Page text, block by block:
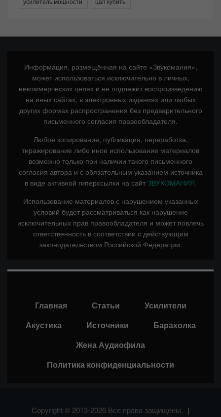
Информация, размещённая на сайте «Звукомания»,
может использоваться исключительно в личных,
некоммерческих целях и не подлежит воспроизведению
на иных сайтах, в электронных изданиях или любых
других формах распространения без предварительного
письменного согласия правообладателя.
Любое копирование, публикация, переработка,
тиражирование либо иное использование материалов
возможно только при наличии такого письменного
согласия автора и с обязательным указанием источника
в виде активной гиперссылки на сайт ЗВУКОМАНИЯ.
Использование материалов с нарушением указанных
условий будет рассматриваться как нарушение
исключительных прав правообладателя и может повлечь
ответственность в соответствии с действующим
законодательством Российской Федерации.
Главная Статьи
Усилители
Акустика
Источники
Барахолка
Жена Аудиофила
Политика конфиденциальности
Copyright © 2013-2026 Все права защищены. |